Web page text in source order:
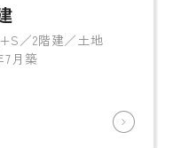
／2階建／土地
7月築